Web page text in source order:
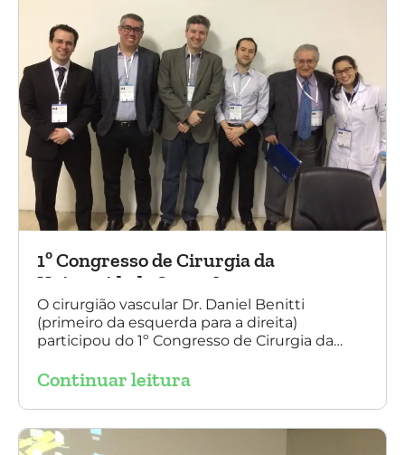
1º Congresso de Cirurgia da
Universidade Santo Amaro
O cirurgião vascular Dr. Daniel Benitti
(primeiro da esquerda para a direita)
participou do 1º Congresso de Cirurgia da
de cirurgia endovascular. O evento também
Amato e do Dr. Adnam Neser.
Continuar leitura